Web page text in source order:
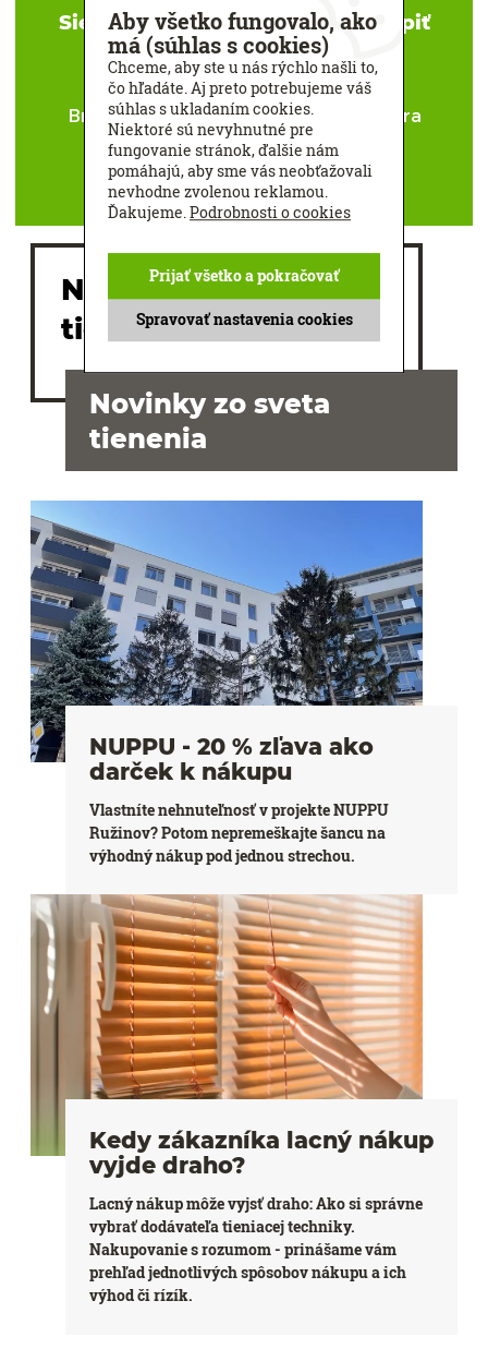
Sieťky proti hmyzu si môžete kúpiť
v našich štúdiach tienaciej
techniky:
Bratislava Banská Bystrica
Nitra
Trenčín
Žiar nad Hronom
Trnava
Najobľúbenejšia
tieniaca technika
Novinky zo sveta
tienenia
NUPPU - 20 % zľava ako
darček k nákupu
Vlastníte nehnuteľnosť v projekte NUPPU
Ružinov? Potom nepremeškajte šancu na
výhodný nákup pod jednou strechou.
Kedy zákazníka lacný nákup
vyjde draho?
Lacný nákup môže vyjsť draho: Ako si správne
vybrať dodávateľa tieniacej techniky.
Nakupovanie s rozumom - prinášame vám
prehľad jednotlivých spôsobov nákupu a ich
výhod či rízík.
Aby všetko fungovalo, ako
má (súhlas s cookies)
Chceme, aby ste u nás rýchlo našli to,
čo hľadáte. Aj preto potrebujeme váš
súhlas s ukladaním cookies.
Niektoré sú nevyhnutné pre
fungovanie stránok, ďalšie nám
pomáhajú, aby sme vás neobťažovali
nevhodne zvolenou reklamou.
Ďakujeme.Podrobnosti o cookies
Spravovať nastavenia cookies
Prijať všetko a pokračovať